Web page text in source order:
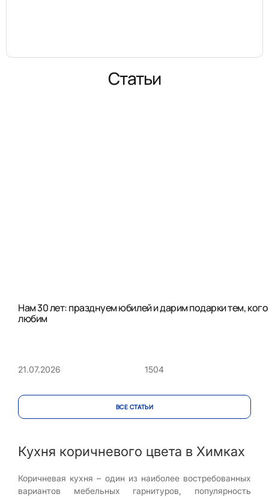
Статьи
Нам 30 лет: празднуем юбилей и дарим подарки тем, кого
любим
21.07.2026 1504
ВСЕ CТАТЬИ
Кухня коричневого цвета в Химках
Коричневая кухня – один из наиболее востребованных
вариантов мебельных гарнитуров, популярность